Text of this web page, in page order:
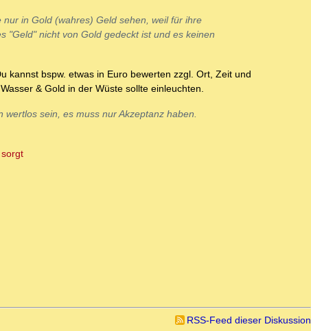
in Gold (wahres) Geld sehen, weil für ihre
"Geld" nicht von Gold gedeckt ist und es keinen
kannst bspw. etwas in Euro bewerten zzgl. Ort, Zeit und
& Gold in der Wüste sollte einleuchten.
wertlos sein, es muss nurAkzeptanz haben.
RSS-Feed dieser Diskussion